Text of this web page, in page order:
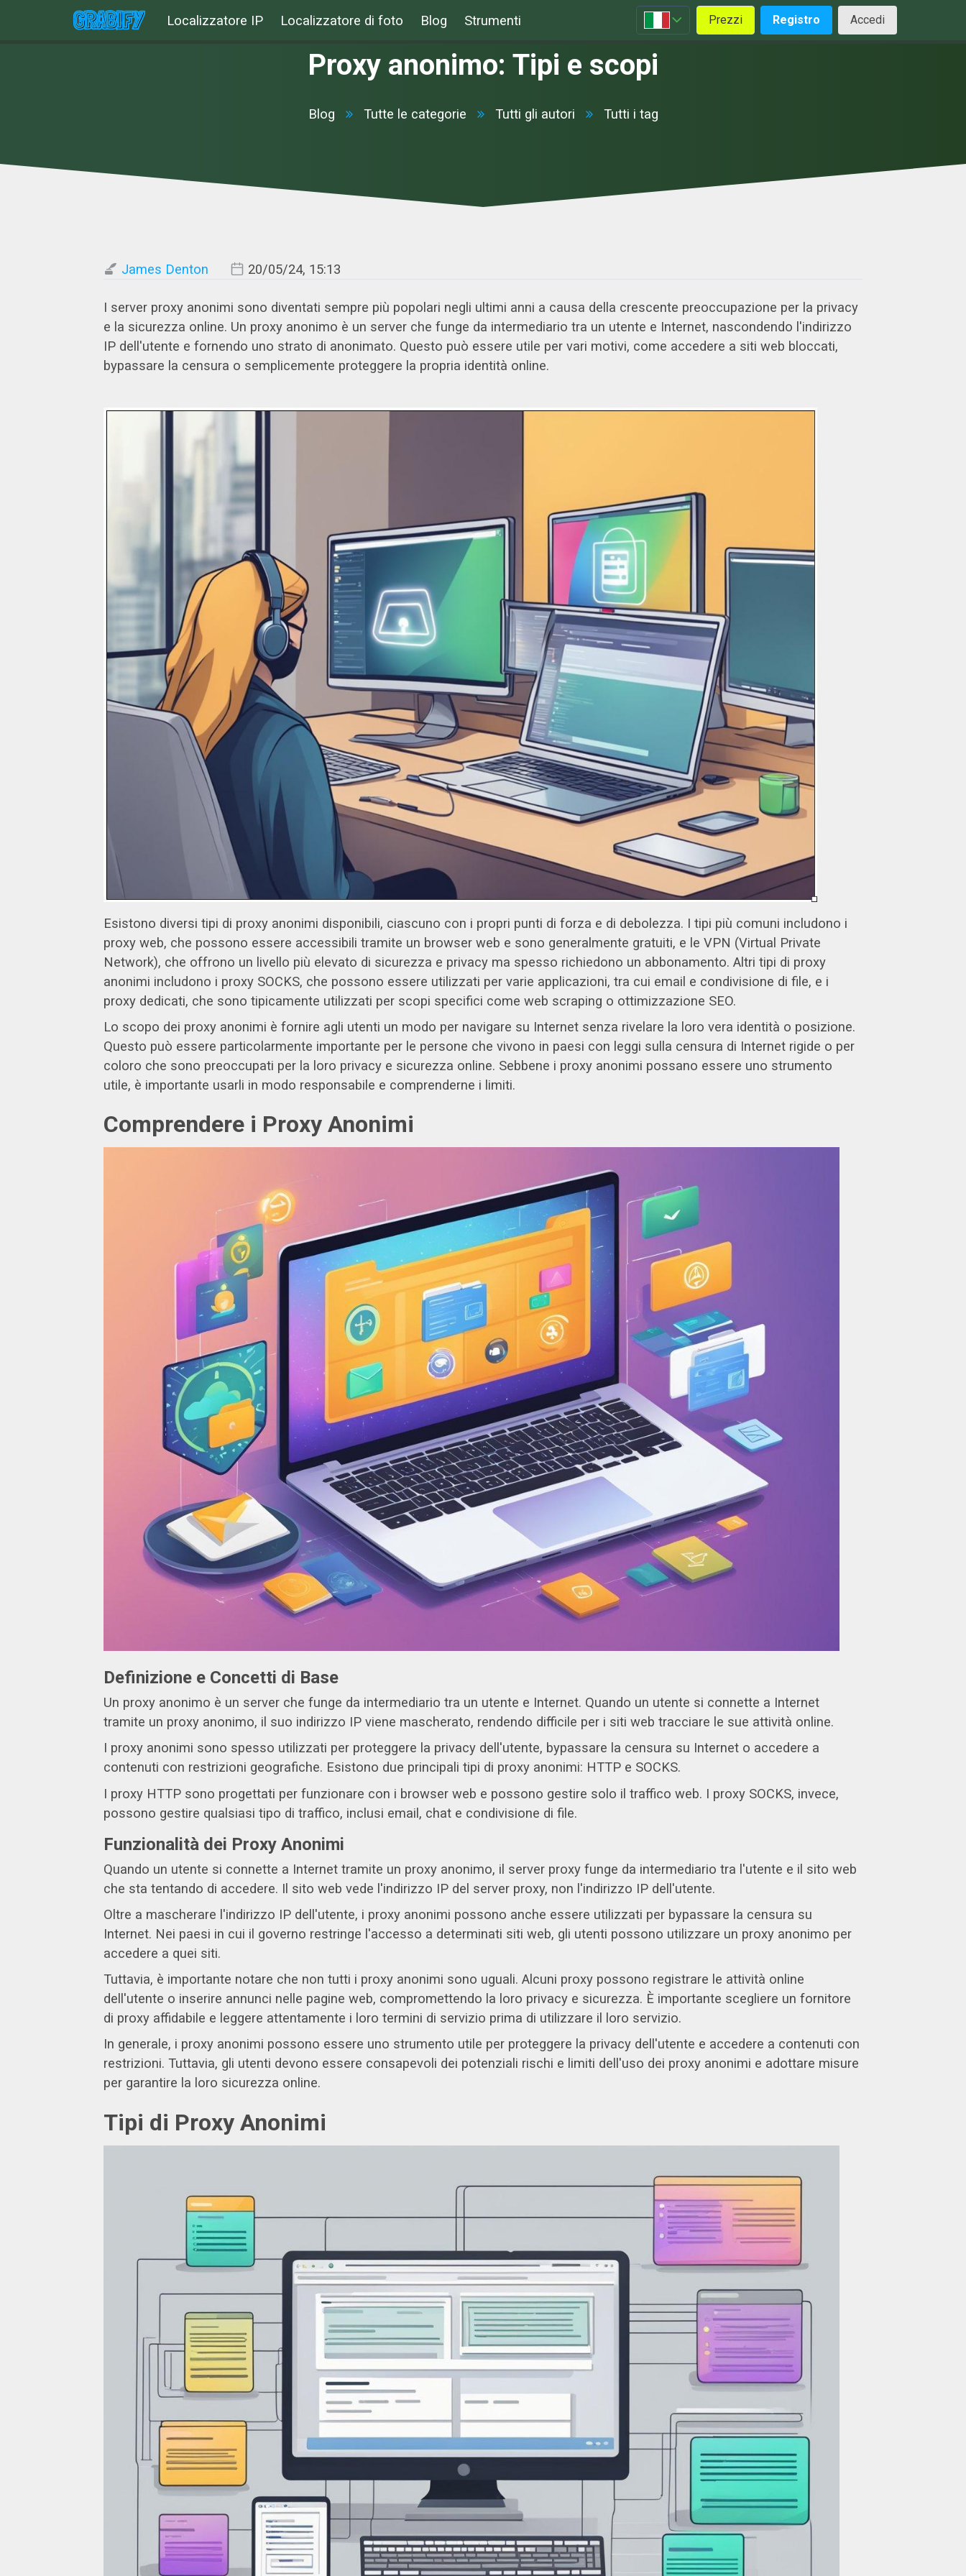
Localizzatore IP Localizzatore di foto Blog Strumenti Prezzi Registro Accedi
Proxy anonimo: Tipi e scopi
Blog Tutte le categorie Tutti gli autori Tutti i tag
James Denton 20/05/24, 15:13
I server proxy anonimi sono diventati sempre più popolari negli ultimi anni a causa della crescente preoccupazione per la privacy
e la sicurezza online. Un proxy anonimo è un server che funge da intermediario tra un utente e Internet, nascondendo l'indirizzo
IP dell'utente e fornendo uno strato di anonimato. Questo può essere utile per vari motivi, come accedere a siti web bloccati,
bypassare la censura o semplicemente proteggere la propria identità online.
Esistono diversi tipi di proxy anonimi disponibili, ciascuno con i propri punti di forza e di debolezza. I tipi più comuni includono i
proxy web, che possono essere accessibili tramite un browser web e sono generalmente gratuiti, e le VPN (Virtual Private
Network), che offrono un livello più elevato di sicurezza e privacy ma spesso richiedono un abbonamento. Altri tipi di proxy
anonimi includono i proxy SOCKS, che possono essere utilizzati per varie applicazioni, tra cui email e condivisione di file, e i
proxy dedicati, che sono tipicamente utilizzati per scopi specifici come web scraping o ottimizzazione SEO.
Lo scopo dei proxy anonimi è fornire agli utenti un modo per navigare su Internet senza rivelare la loro vera identità o posizione.
Questo può essere particolarmente importante per le persone che vivono in paesi con leggi sulla censura di Internet rigide o per
coloro che sono preoccupati per la loro privacy e sicurezza online. Sebbene i proxy anonimi possano essere uno strumento
utile, è importante usarli in modo responsabile e comprenderne i limiti.
Comprendere i Proxy Anonimi
Definizione e Concetti di Base
Un proxy anonimo è un server che funge da intermediario tra un utente e Internet. Quando un utente si connette a Internet
tramite un proxy anonimo, il suo indirizzo IP viene mascherato, rendendo difficile per i siti web tracciare le sue attività online.
I proxy anonimi sono spesso utilizzati per proteggere la privacy dell'utente, bypassare la censura su Internet o accedere a
contenuti con restrizioni geografiche. Esistono due principali tipi di proxy anonimi: HTTP e SOCKS.
I proxy HTTP sono progettati per funzionare con i browser web e possono gestire solo il traffico web. I proxy SOCKS, invece,
possono gestire qualsiasi tipo di traffico, inclusi email, chat e condivisione di file.
Funzionalità dei Proxy Anonimi
Quando un utente si connette a Internet tramite un proxy anonimo, il server proxy funge da intermediario tra l'utente e il sito web
che sta tentando di accedere. Il sito web vede l'indirizzo IP del server proxy, non l'indirizzo IP dell'utente.
Oltre a mascherare l'indirizzo IP dell'utente, i proxy anonimi possono anche essere utilizzati per bypassare la censura su
Internet. Nei paesi in cui il governo restringe l'accesso a determinati siti web, gli utenti possono utilizzare un proxy anonimo per
accedere a quei siti.
Tuttavia, è importante notare che non tutti i proxy anonimi sono uguali. Alcuni proxy possono registrare le attività online
dell'utente o inserire annunci nelle pagine web, compromettendo la loro privacy e sicurezza. È importante scegliere un fornitore
di proxy affidabile e leggere attentamente i loro termini di servizio prima di utilizzare il loro servizio.
In generale, i proxy anonimi possono essere uno strumento utile per proteggere la privacy dell'utente e accedere a contenuti con
restrizioni. Tuttavia, gli utenti devono essere consapevoli dei potenziali rischi e limiti dell'uso dei proxy anonimi e adottare misure
per garantire la loro sicurezza online.
Tipi di Proxy Anonimi